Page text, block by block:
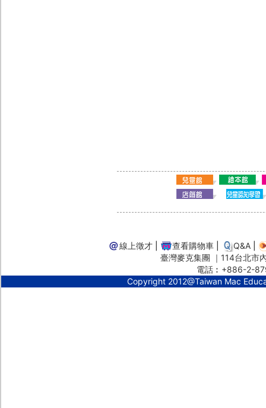
線上徵才 查看購物車 Q&A
臺灣麥克集團 ｜114台北
電話︰+886-2-
Copyright 2012@Taiwan Mac